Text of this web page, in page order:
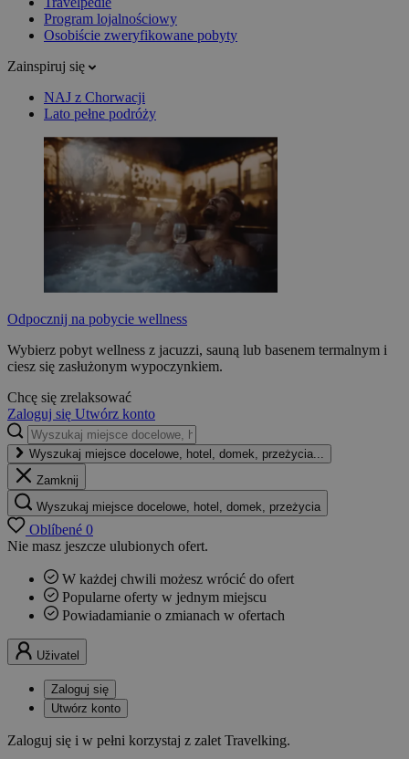
Program lojalnościowy
Osobiście zweryfikowane pobyty
Zainspiruj się
NAJ z Chorwacji
Lato pełne podróży
Odpocznij na pobycie wellness
Wybierz pobyt wellness z jacuzzi, sauną lub basenem termalnym i
ciesz się zasłużonym wypoczynkiem.
Chcę się zrelaksować
Zaloguj się Utwórz konto
Wyszukaj miejsce docelowe, hotel, domek, przeżycia...
Zamknij
Wyszukaj miejsce docelowe, hotel, domek, przeżycia
Oblíbené 0
Nie masz jeszcze ulubionych ofert.
W każdej chwili możesz wrócić do ofert
Popularne oferty w jednym miejscu
Powiadamianie o zmianach w ofertach
Uživatel
Zaloguj się
Utwórz konto
Zaloguj się i w pełni korzystaj z zalet Travelking.